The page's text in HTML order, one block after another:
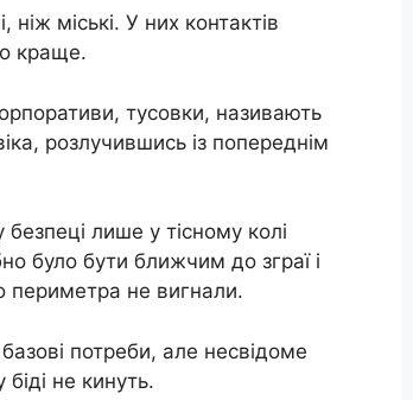
міські. У них контактів
краще.
тусовки, називають
розлучившись із попереднім
лише у тісному колі
було бути ближчим до зграї і
периметра не вигнали.
потреби, але несвідоме
не кинуть.